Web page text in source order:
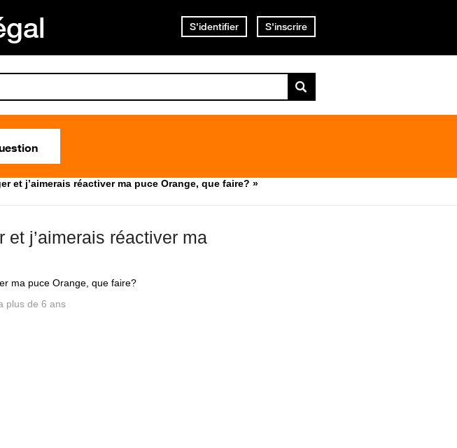
S'identifier S'inscrire
et j’aimerais réactiver ma puce Orange, que faire? »
et j’aimerais réactiver ma
ma puce Orange, que faire?
plus de 6 ans